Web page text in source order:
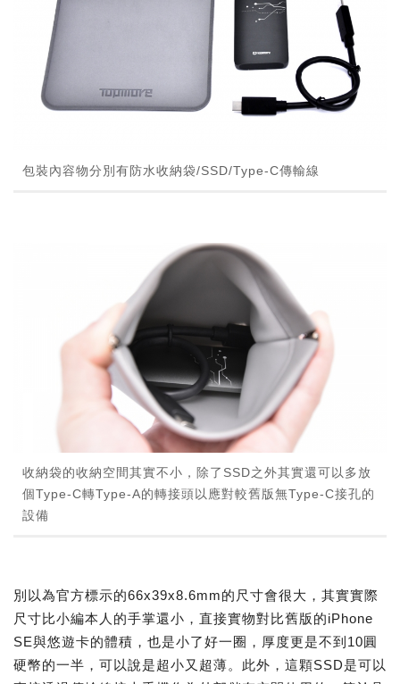
包裝內容物分別有防水收納袋/SSD/Type-C傳輸線
收納袋的收納空間其實不小，除了SSD之外其實還可以多放
個Type-C轉Type-A的轉接頭以應對較舊版無Type-C接孔的
設備
別以為官方標示的66x39x8.6mm的尺寸會很大，其實實際
尺寸比小編本人的手掌還小，直接實物對比舊版的iPhone
SE與悠遊卡的體積，也是小了好一圈，厚度更是不到10圓
硬幣的一半，可以說是超小又超薄。此外，這顆SSD是可以